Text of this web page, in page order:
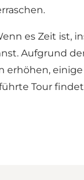
es Zeit ist,
Aufgrund
Tour